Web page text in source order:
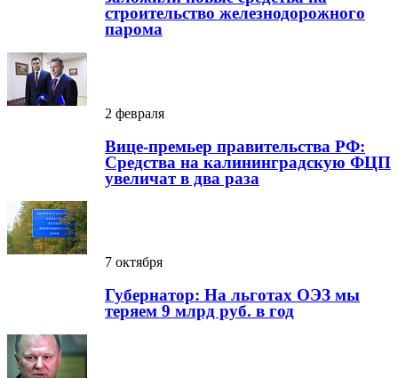
строительство железнодорожного
парома
2 февраля
Вице-премьер правительства РФ:
Средства на калининградскую ФЦП
увеличат в два раза
7 октября
Губернатор: На льготах ОЭЗ мы
теряем 9 млрд руб. в год